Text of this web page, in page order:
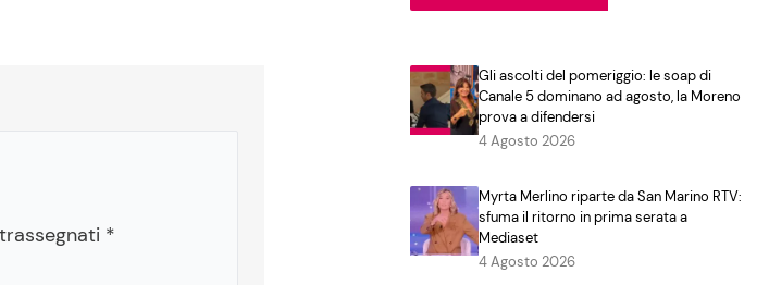
*
Gli ascolti del pomeriggio: le soap di
Canale 5 dominano ad agosto, la Moreno
prova a difendersi
4 Agosto 2026
Myrta Merlino riparte da San Marino RTV:
sfuma il ritorno in prima serata a
Mediaset
4 Agosto 2026